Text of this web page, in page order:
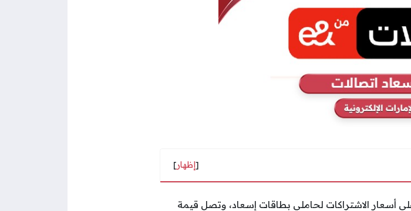
[إظهار]
أسعار الاشتراكات لحاملي بطاقات إسعاد، وتصل قيمة